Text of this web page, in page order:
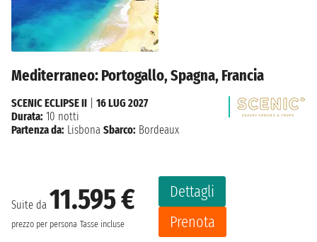
Mediterraneo: Portogallo, Spagna, Francia
Suite da 11.595 €
prezzo per persona Tasse incluse
Dettagli
Prenota
SCENIC ECLIPSE II
16 LUG 2027
Durata: 10 notti
Partenza da: Lisbona Sbarco: Bordeaux